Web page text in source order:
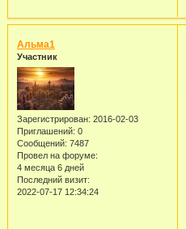
Альма1
Участник
Зарегистрирован: 2016-02-03
Приглашений: 0
Сообщений: 7487
Провел на форуме:
4 месяца 6 дней
Последний визит:
2022-07-17 12:34:24